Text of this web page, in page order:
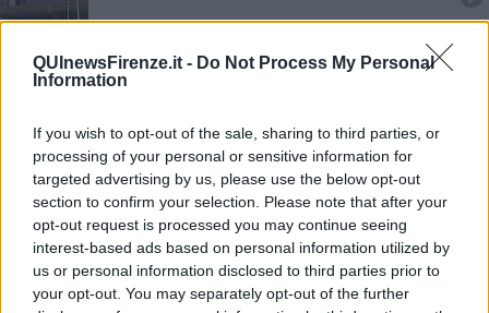
QUInewsFirenze.it - Do Not Process My Personal
Information
If you wish to opt-out of the sale, sharing to third parties, or
processing of your personal or sensitive information for
targeted advertising by us, please use the below opt-out
section to confirm your selection. Please note that after your
opt-out request is processed you may continue seeing
interest-based ads based on personal information utilized by
us or personal information disclosed to third parties prior to
your opt-out. You may separately opt-out of the further
Al Santa Maria Nuova le sale operatorie del futuro
Un riconoscimento per il personale ospedaliero
Firenze celebra gli infermieri ricordando Florence
Vaccinati i primi ospiti della rsa Montedomini
Il porta a porta sfugge di mano e sale la protesta